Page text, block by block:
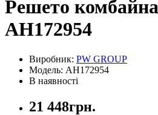
Решето
AH172954
Виробник: PW GROUP
Модель: AH172954
В наявності
21 448грн.